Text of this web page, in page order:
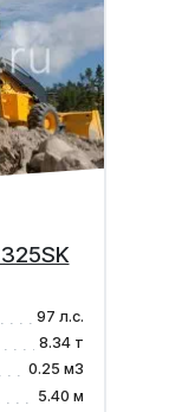
97 л.с.
8.34 т
0.25 м3
5.40 м